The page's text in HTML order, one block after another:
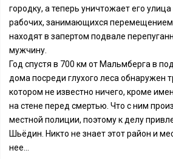
городку, а теперь уничтожает его
рабочих, занимающихся
находят в запертом подвале
мужчину.
Год спустя в 700 км от Мальмберга в
дома посреди глухого леса обнаружен
котором не известно ничего, кроме
на стене перед смертью. Что с ним
местной полиции, поэтому к делу
Шьёдин. Никто не знает этот район и
нее...